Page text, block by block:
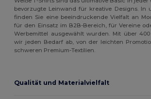
bevorzugte Leinwand für kreative Designs. In
finden Sie eine beeindruckende Vielfalt an
für den Einsatz im B2B-Bereich, für Vereine
Werbemittel ausgewählt wurden. Mit über
wir jeden Bedarf ab, von der leichten
schweren Premium-Textilien.
Qualität und Materialvielfalt